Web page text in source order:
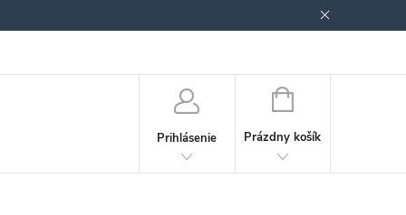
Prihlásenie
NÁKUPNÝ
Prázdny košík